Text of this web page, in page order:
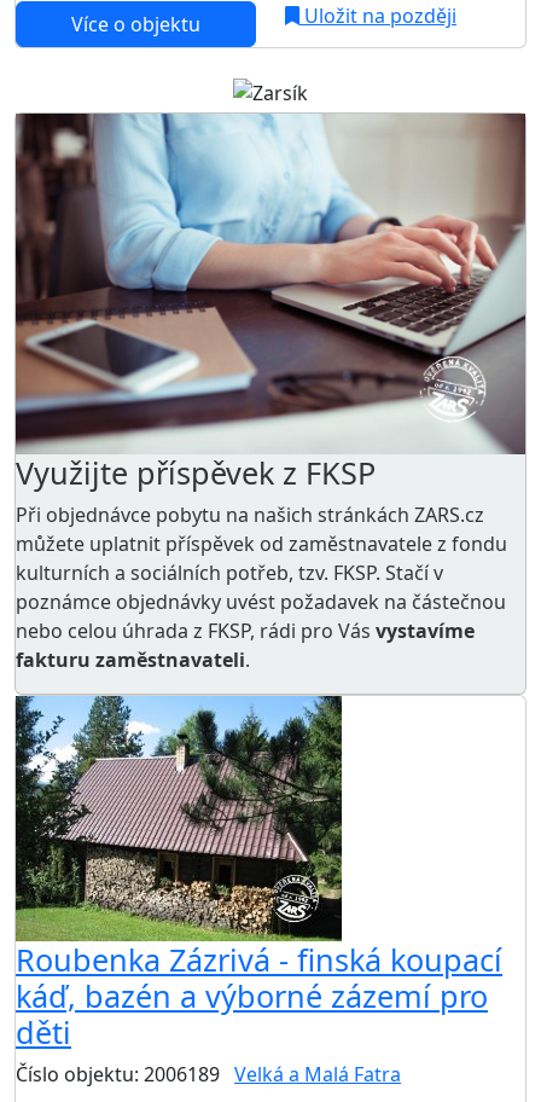
Více o objektu
Uložit na později
Využijte příspěvek z FKSP
Při objednávce pobytu na našich stránkách ZARS.cz
můžete uplatnit příspěvek od zaměstnavatele z fondu
kulturních a sociálních potřeb, tzv. FKSP. Stačí v
poznámce objednávky uvést požadavek na částečnou
nebo celou úhrada z FKSP, rádi pro Vás vystavíme
fakturu zaměstnavateli.
Roubenka Zázrivá - finská koupací
káď, bazén a výborné zázemí pro
děti
Číslo objektu: 2006189 Velká a Malá Fatra